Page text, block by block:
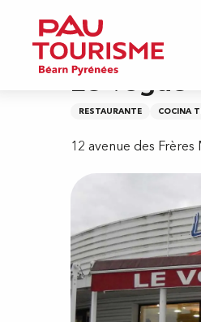
contenu
principal
Inicio
Le Vogue
RESTAURANTE COCINA
12 avenue des